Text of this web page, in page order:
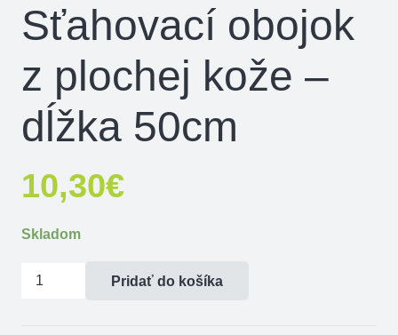
Sťahovací obojok
z plochej kože –
dĺžka 50cm
10,30€
Skladom
množstvo
Pridať do košíka